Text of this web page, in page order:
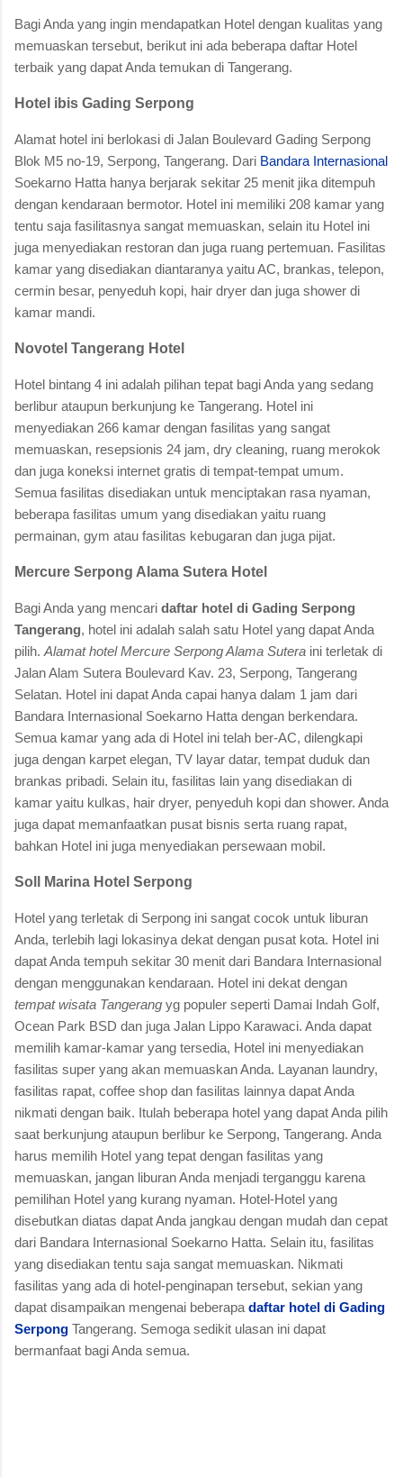
Bagi Anda yang ingin mendapatkan Hotel dengan kualitas yang
memuaskan tersebut, berikut ini ada beberapa daftar Hotel
terbaik yang dapat Anda temukan di Tangerang.
Hotel ibis Gading Serpong
Alamat hotel ini berlokasi di Jalan Boulevard Gading Serpong
Blok M5 no-19, Serpong, Tangerang. Dari Bandara Internasional
Soekarno Hatta hanya berjarak sekitar 25 menit jika ditempuh
dengan kendaraan bermotor. Hotel ini memiliki 208 kamar yang
tentu saja fasilitasnya sangat memuaskan, selain itu Hotel ini
juga menyediakan restoran dan juga ruang pertemuan. Fasilitas
kamar yang disediakan diantaranya yaitu AC, brankas, telepon,
cermin besar, penyeduh kopi, hair dryer dan juga shower di
kamar mandi.
Novotel Tangerang Hotel
Hotel bintang 4 ini adalah pilihan tepat bagi Anda yang sedang
berlibur ataupun berkunjung ke Tangerang. Hotel ini
menyediakan 266 kamar dengan fasilitas yang sangat
memuaskan, resepsionis 24 jam, dry cleaning, ruang merokok
dan juga koneksi internet gratis di tempat-tempat umum.
Semua fasilitas disediakan untuk menciptakan rasa nyaman,
beberapa fasilitas umum yang disediakan yaitu ruang
permainan, gym atau fasilitas kebugaran dan juga pijat.
Mercure Serpong Alama Sutera Hotel
Bagi Anda yang mencari daftar hotel di Gading Serpong
Tangerang, hotel ini adalah salah satu Hotel yang dapat Anda
pilih. Alamat hotel Mercure Serpong Alama Sutera ini terletak di
Jalan Alam Sutera Boulevard Kav. 23, Serpong, Tangerang
Selatan. Hotel ini dapat Anda capai hanya dalam 1 jam dari
Bandara Internasional Soekarno Hatta dengan berkendara.
Semua kamar yang ada di Hotel ini telah ber-AC, dilengkapi
juga dengan karpet elegan, TV layar datar, tempat duduk dan
brankas pribadi. Selain itu, fasilitas lain yang disediakan di
kamar yaitu kulkas, hair dryer, penyeduh kopi dan shower. Anda
juga dapat memanfaatkan pusat bisnis serta ruang rapat,
bahkan Hotel ini juga menyediakan persewaan mobil.
Soll Marina Hotel Serpong
Hotel yang terletak di Serpong ini sangat cocok untuk liburan
Anda, terlebih lagi lokasinya dekat dengan pusat kota. Hotel ini
dapat Anda tempuh sekitar 30 menit dari Bandara Internasional
dengan menggunakan kendaraan. Hotel ini dekat dengan
tempat wisata Tangerang yg populer seperti Damai Indah Golf,
Ocean Park BSD dan juga Jalan Lippo Karawaci. Anda dapat
memilih kamar-kamar yang tersedia, Hotel ini menyediakan
fasilitas super yang akan memuaskan Anda. Layanan laundry,
fasilitas rapat, coffee shop dan fasilitas lainnya dapat Anda
nikmati dengan baik. Itulah beberapa hotel yang dapat Anda pilih
saat berkunjung ataupun berlibur ke Serpong, Tangerang. Anda
harus memilih Hotel yang tepat dengan fasilitas yang
memuaskan, jangan liburan Anda menjadi terganggu karena
pemilihan Hotel yang kurang nyaman. Hotel-Hotel yang
disebutkan diatas dapat Anda jangkau dengan mudah dan cepat
dari Bandara Internasional Soekarno Hatta. Selain itu, fasilitas
yang disediakan tentu saja sangat memuaskan. Nikmati
fasilitas yang ada di hotel-penginapan tersebut, sekian yang
dapat disampaikan mengenai beberapa daftar hotel di Gading
Serpong Tangerang. Semoga sedikit ulasan ini dapat
bermanfaat bagi Anda semua.